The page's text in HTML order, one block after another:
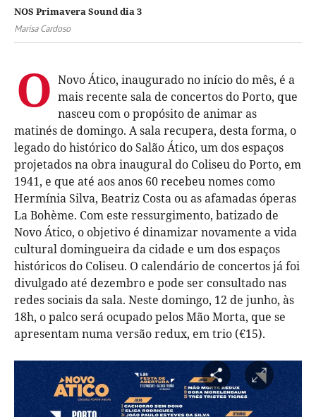
NOS Primavera Sound dia 3
Marisa Cardoso
O Novo Ático, inaugurado no início do mês, é a
mais recente sala de concertos do Porto, que
nasceu com o propósito de animar as
matinés de domingo. A sala recupera, desta forma, o
legado do histórico do Salão Ático, um dos espaços
projetados na obra inaugural do Coliseu do Porto, em
1941, e que até aos anos 60 recebeu nomes como
Hermínia Silva, Beatriz Costa ou as afamadas óperas
La Bohème. Com este ressurgimento, batizado de
Novo Ático, o objetivo é dinamizar novamente a vida
cultural domingueira da cidade e um dos espaços
históricos do Coliseu. O calendário de concertos já foi
divulgado até dezembro e pode ser consultado nas
redes sociais da sala. Neste domingo, 12 de junho, às
18h, o palco será ocupado pelos Mão Morta, que se
apresentam numa versão redux, em trio (€15).